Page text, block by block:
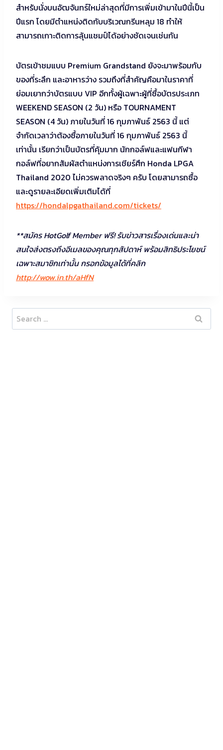
สำหรับนั่งบนอัฒจันทร์ใหม่ล่าสุดที่มีการเพิ่มเข้ามาในปีนี้เป็น
ปีแรก โดยมีตำแหน่งติดกับบริเวณกรีนหลุม 18 ทำให้
สามารถเกาะติดการลุ้นแชมป์ได้อย่างชัดเจนเช่นกัน
บัตรเข้าชมแบบ Premium Grandstand ยังจะมาพร้อมกับ
ของที่ระลึก และอาหารว่าง รวมถึงที่สำคัญคือมาในราคาที่
ย่อมเยากว่าบัตรแบบ VIP อีกทั้งผู้เฉพาะผู้ที่ซื้อบัตรประเภท
WEEKEND SEASON (2 วัน) หรือ TOURNAMENT
SEASON (4 วัน) ภายในวันที่ 16 กุมภาพันธ์ 2563 นี้ แต่
จำกัดเวลาว่าต้องซื้อภายในวันที่ 16 กุมภาพันธ์ 2563 นี้
เท่านั้น เรียกว่าเป็นบัตรที่คุ้มมาก นักกอล์ฟและแฟนกีฬา
กอล์ฟที่อยากสัมผัสตำแหน่งการเชียร์ศึก Honda LPGA
Thailand 2020 ไม่ควรพลาดจริงๆ ครับ โดยสามารถซื้อ
และดูรายละเอียดเพิ่มเติมได้ที่
https://hondalpgathailand.com/tickets/
**สมัคร HotGolf Member ฟรี! รับข่าวสารเรื่องเด่นและน่า
สนใจส่งตรงถึงอีเมลของคุณทุกสัปดาห์ พร้อมสิทธิประโยชน์
เฉพาะสมาชิกเท่านั้น กรอกข้อมูลได้ที่คลิก
http://wow.in.th/aHfN
Search
for: